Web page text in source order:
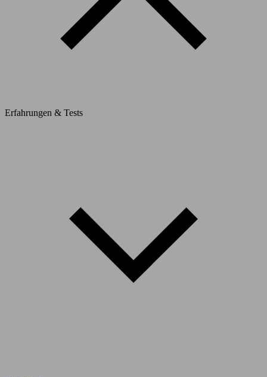
Erfahrungen & Tests